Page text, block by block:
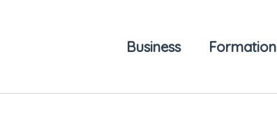
Business Formation